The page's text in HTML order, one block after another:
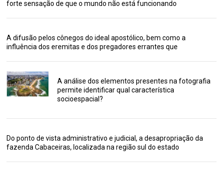
forte sensação de que o mundo não está funcionando
A difusão pelos cônegos do ideal apostólico, bem como a
influência dos eremitas e dos pregadores errantes que
A análise dos elementos presentes na fotografia
permite identificar qual característica
socioespacial?
Do ponto de vista administrativo e judicial, a desapropriação da
fazenda Cabaceiras, localizada na região sul do estado